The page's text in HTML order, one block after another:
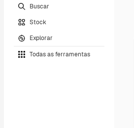
Buscar
Stock
Explorar
Todas as ferramentas